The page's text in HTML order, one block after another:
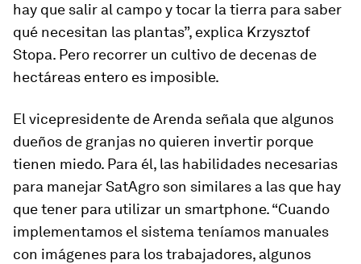
hay que salir al campo y tocar la tierra para saber
qué necesitan las plantas”, explica Krzysztof
Stopa. Pero recorrer un cultivo de decenas de
hectáreas entero es imposible.
El vicepresidente de Arenda señala que algunos
dueños de granjas no quieren invertir porque
tienen miedo. Para él, las habilidades necesarias
para manejar SatAgro son similares a las que hay
que tener para utilizar un smartphone. “Cuando
implementamos el sistema teníamos manuales
con imágenes para los trabajadores, algunos